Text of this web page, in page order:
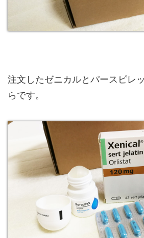
注文したゼニカルとパースピレ
らです。